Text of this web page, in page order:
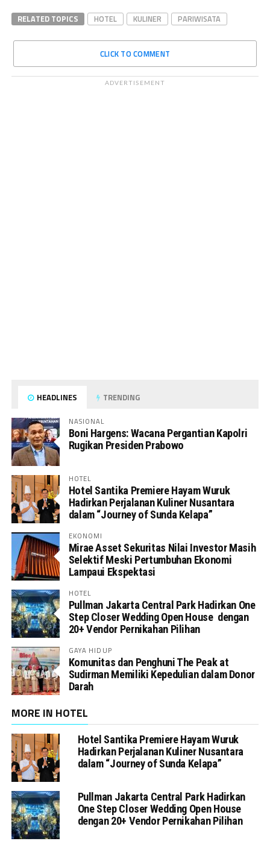
RELATED TOPICS HOTEL KULINER PARIWISATA
CLICK TO COMMENT
ADVERTISEMENT
HEADLINES TRENDING
NASIONAL
Boni Hargens: Wacana Pergantian Kapolri
Rugikan Presiden Prabowo
HOTEL
Hotel Santika Premiere Hayam Wuruk
Hadirkan Perjalanan Kuliner Nusantara
dalam “Journey of Sunda Kelapa”
EKONOMI
Mirae Asset Sekuritas Nilai Investor Masih
Selektif Meski Pertumbuhan Ekonomi
Lampaui Ekspektasi
HOTEL
Pullman Jakarta Central Park Hadirkan One
Step Closer Wedding Open House dengan
20+ Vendor Pernikahan Pilihan
GAYA HIDUP
Komunitas dan Penghuni The Peak at
Sudirman Memiliki Kepedulian dalam Donor
Darah
MORE IN HOTEL
Hotel Santika Premiere Hayam Wuruk
Hadirkan Perjalanan Kuliner Nusantara
dalam “Journey of Sunda Kelapa”
Pullman Jakarta Central Park Hadirkan
One Step Closer Wedding Open House
dengan 20+ Vendor Pernikahan Pilihan